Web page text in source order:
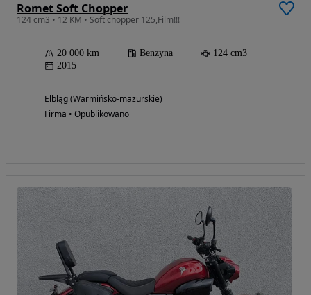
Romet Soft Chopper
124 cm3 • 12 KM • Soft chopper 125,Film!!!
20 000 km Benzyna
124 cm3
2015
Elbląg (Warmińsko-mazurskie)
Firma • Opublikowano